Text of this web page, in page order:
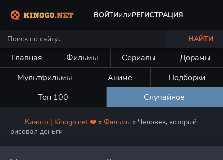
ВОЙТИилиРЕГИСТРАЦИЯ
НАЙТИ
Главная Фильмы Сериалы
Дорамы
Мультфильмы
Аниме
Подборки
Топ 100
Случайное
Киного | Kinogo.net ❤️ » Фильмы » Человек, который
рисовал деньги